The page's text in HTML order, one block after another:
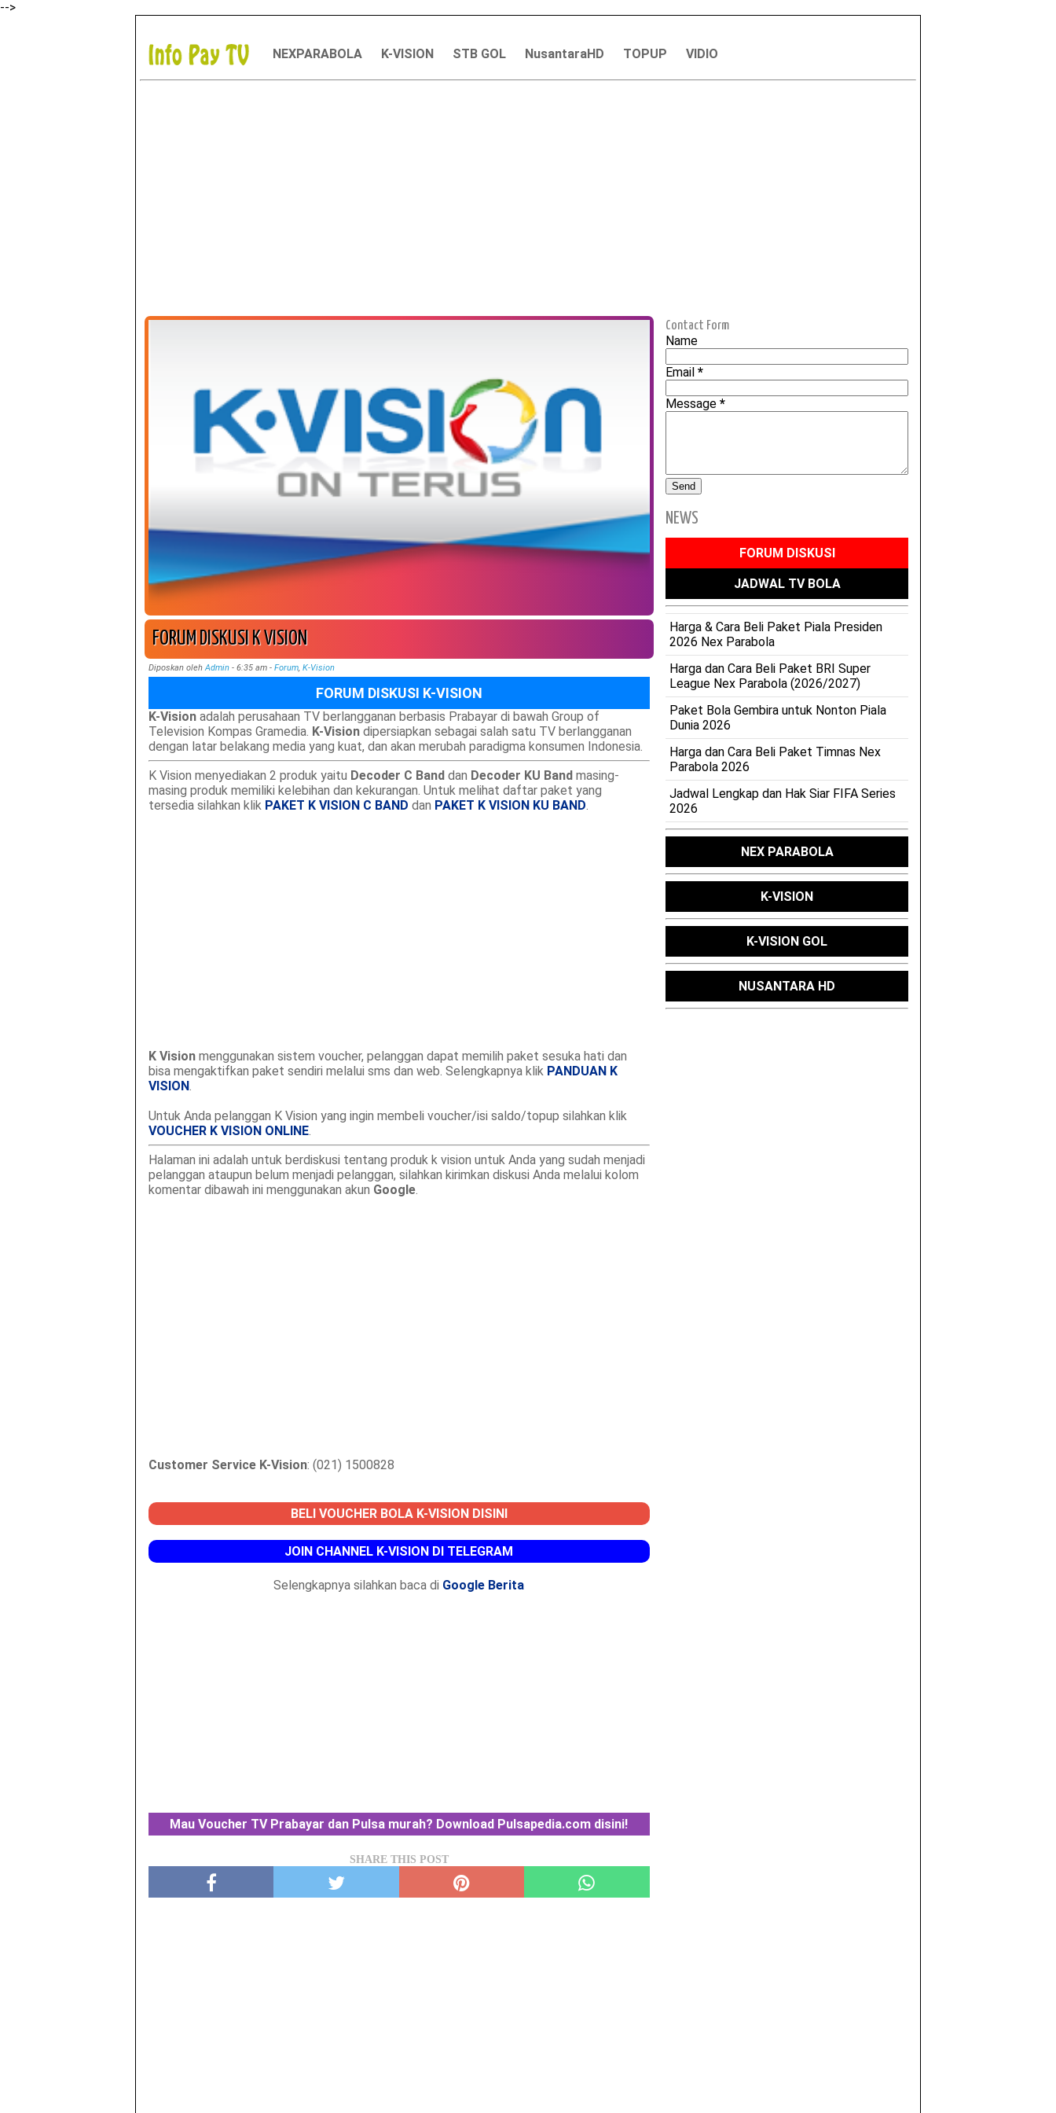
-->
NEXPARABOLA K-VISION STB GOL NusantaraHD TOPUP VIDIO
FORUM DISKUSI K VISION
Diposkan olehAdmin -6:35 am - Forum, K-Vision
FORUM DISKUSI K-VISION
K-Visionadalah perusahaan TV berlangganan berbasis Prabayar di bawah Group of
Television Kompas Gramedia. K-Visiondipersiapkan sebagai salah satu TV berlangganan
dengan latar belakang media yang kuat, dan akan merubah paradigma konsumen Indonesia.
K Vision menyediakan 2 produk yaitu Decoder C Band dan Decoder KU Band masing-
masing produk memiliki kelebihan dan kekurangan. Untuk melihat daftar paket yang
tersedia silahkan klik PAKET K VISION C BAND dan PAKET K VISION KU BAND.
K Visionmenggunakan sistem voucher, pelanggan dapat memilih paket sesuka hati dan
bisa mengaktifkan paket sendiri melalui sms dan web. Selengkapnya klik PANDUAN K
VISION.
Untuk Anda pelanggan K Vision yang ingin membeli voucher/isi saldo/topup silahkan klik
VOUCHER K VISION ONLINE.
Halaman ini adalah untuk berdiskusi tentang produk k vision untuk Anda yang sudah menjadi
pelanggan ataupun belum menjadi pelanggan, silahkan kirimkan diskusi Anda melalui kolom
komentar dibawah ini menggunakan akun Google.
Customer Service K-Vision: (021) 1500828
BELI VOUCHER BOLA K-VISION DISINI
JOIN CHANNEL K-VISION DI TELEGRAM
Selengkapnya silahkan baca di Google Berita
Mau Voucher TV Prabayar dan Pulsa murah? Download Pulsapedia.com disini!
SHARE THIS POST
Contact Form
Name
Email*
Message*
NEWS
FORUM DISKUSI
JADWAL TV BOLA
Harga & Cara Beli Paket Piala Presiden
2026 Nex Parabola
Harga dan Cara Beli Paket BRI Super
League Nex Parabola (2026/2027)
Paket Bola Gembira untuk Nonton Piala
Dunia 2026
Harga dan Cara Beli Paket Timnas Nex
Parabola 2026
Jadwal Lengkap dan Hak Siar FIFA Series
2026
NEX PARABOLA
K-VISION
K-VISION GOL
NUSANTARA HD